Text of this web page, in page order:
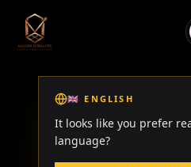
🇬🇧 ENGLISH
It looks like you prefer
language?